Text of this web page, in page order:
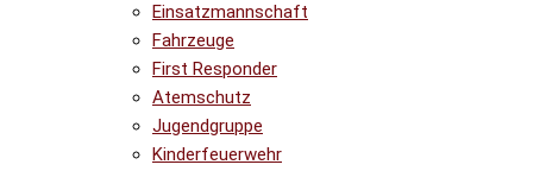
Einsatzmannschaft
Fahrzeuge
First Responder
Atemschutz
Jugendgruppe
Kinderfeuerwehr